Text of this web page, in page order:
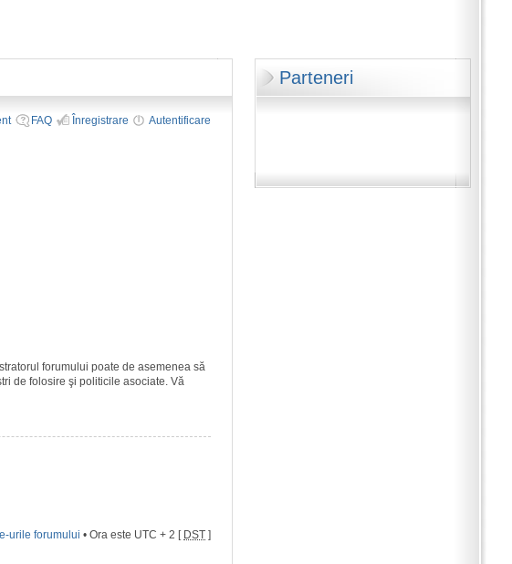
Parteneri
FAQ Înregistrare Autentificare
forumului poate de asemenea să
de folosire şi politicile asociate. Vă
urile forumului • Ora este UTC + 2 [ DST ]